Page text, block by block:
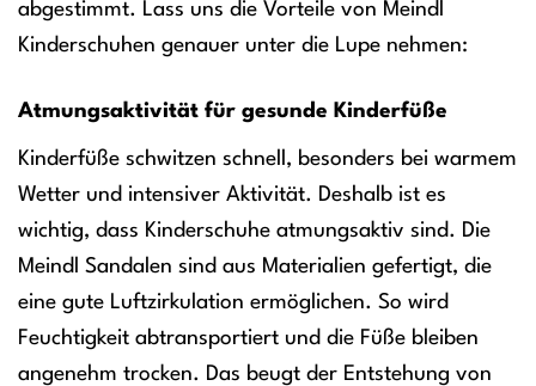
abgestimmt. Lass uns die Vorteile von Meindl
Kinderschuhen genauer unter die Lupe nehmen:
Atmungsaktivität für gesunde Kinderfüße
Kinderfüße schwitzen schnell, besonders bei warmem
Wetter und intensiver Aktivität. Deshalb ist es
wichtig, dass Kinderschuhe atmungsaktiv sind. Die
Meindl Sandalen sind aus Materialien gefertigt, die
eine gute Luftzirkulation ermöglichen. So wird
Feuchtigkeit abtransportiert und die Füße bleiben
angenehm trocken. Das beugt der Entstehung von